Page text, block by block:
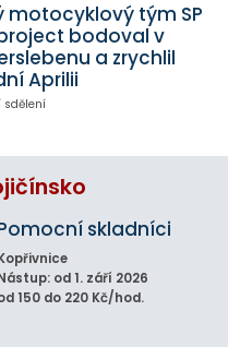
motocyklový tým SP
bodoval v
a zrychlil
Aprilii
sdělení
skladníci
od 1. září 2026
150 do 220 Kč/hod.